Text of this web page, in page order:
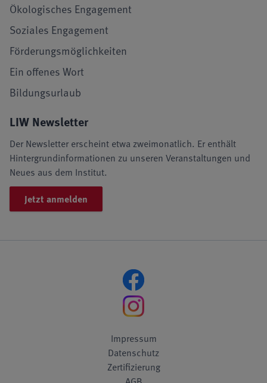
Ökologisches Engagement
Soziales Engagement
Förderungsmöglichkeiten
Ein offenes Wort
Bildungsurlaub
LIW Newsletter
Der Newsletter erscheint etwa zweimonatlich. Er enthält
Hintergrundinformationen zu unseren Veranstaltungen und
Neues aus dem Institut.
Jetzt anmelden
Impressum
Datenschutz
Zertifizierung